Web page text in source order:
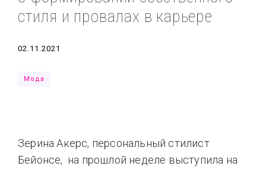
Типсы Тренды Тренды Ты сможешь
стиля и провалах в карьере
Дата
02.11.2021
Мода
Зерина Акерс, персональный стилист
Бейонсе, на прошлой неделе выступила на